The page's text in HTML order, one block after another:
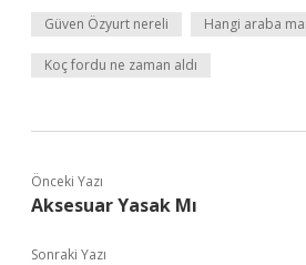
Güven Özyurt nereli Hangi araba
Koç fordu ne zaman aldı
Önceki Yazı
Aksesuar Yasak Mı
Sonraki Yazı